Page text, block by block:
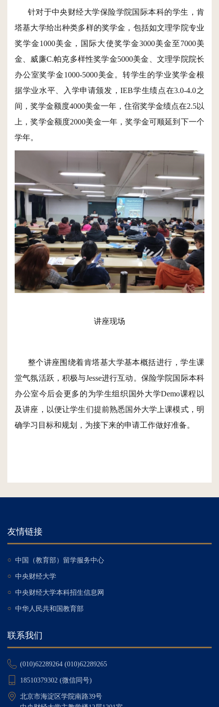
针对于中央财经大学保险学院国际本科的学生，肯
塔基大学给出种类多样的奖学金，包括如文理学院专业
奖学金1000美金，国际大使奖学金3000美金至7000美
金、威廉C.帕克多样性奖学金5000美金、文理学院院长
办公室奖学金1000-5000美金。转学生的学业奖学金根
据学业水平、入学申请颁发，IEB学生绩点在3.0-4.0之
间，奖学金额度4000美金一年，住宿奖学金绩点在2.5以
上，奖学金额度2000美金一年，奖学金可顺延到下一个
学年。
讲座现场
整个讲座围绕着肯塔基大学基本概括进行，学生课
堂气氛活跃，积极与Jesse进行互动。保险学院国际本科
办公室今后会更多的为学生组织国外大学Demo课程以
及讲座，以便让学生们提前熟悉国外大学上课模式，明
确学习目标和规划，为接下来的申请工作做好准备。
友情链接
○ 中国（教育部）留学服务中心
○ 中央财经大学
○ 中央财经大学本科招生信息网
○ 中华人民共和国教育部
联系我们
(010)62289264 (010)62289265
18510379302 (微信同号)
北京市海淀区学院南路39号